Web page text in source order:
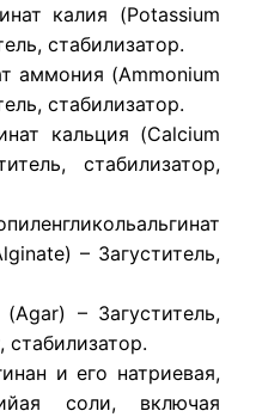
калия (Potassium
стабилизатор.
аммония (Ammonium
стабилизатор.
кальция (Calcium
стабилизатор,
– Загуститель,
– Загуститель,
и его натриевая,
соли, включая